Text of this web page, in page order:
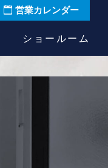
営業カレンダー
ショールーム